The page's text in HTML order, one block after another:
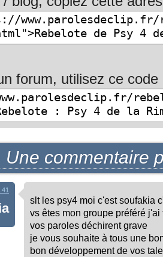
forum, utilisez ce code
Une commentaire
slt les psy4 moi c'est soufakia
vs êtes mon groupe préféré
vos paroles déchirent grave
je vous souhaite à tous une
bon développement de vos